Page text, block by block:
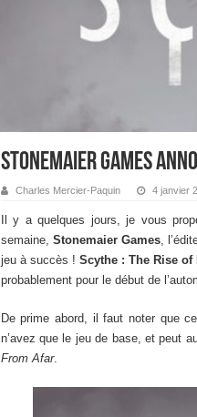
Stonemaier Games
Charles Mercier-Paquin 4 janvier
Il y a quelques jours, je vous
semaine, Stonemaier Games,
jeu à succès ! Scythe : The Rise of
probablement pour le début de
De prime abord, il faut noter que
n’avez que le jeu de base, et peut
From Afar.